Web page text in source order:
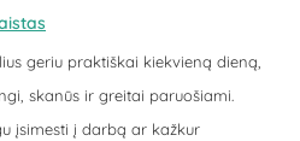
geriu praktiškai kiekvieną dieną,
skanūs ir greitai paruošiami.
įsimesti į darbą ar kažkur